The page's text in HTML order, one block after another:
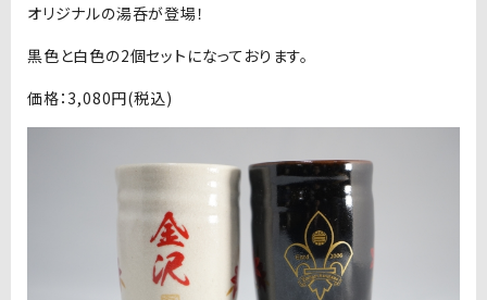
オリジナルの湯呑が登場！
黒色と白色の2個セットになっております。
価格：3,080円(税込)